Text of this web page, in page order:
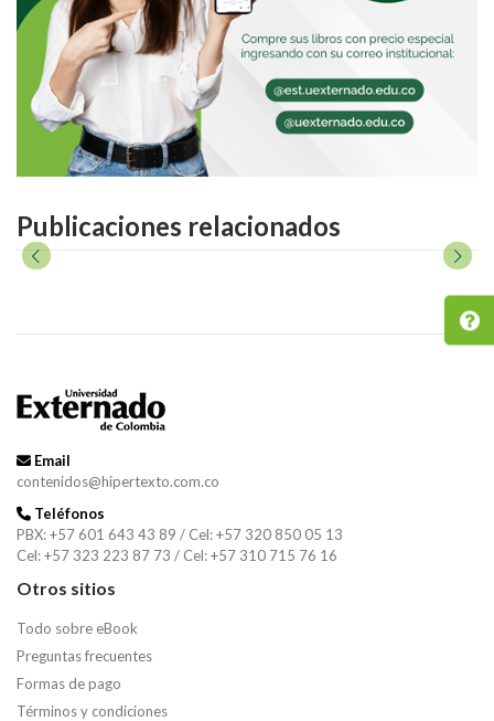
Publicaciones relacionados
Email
contenidos@hipertexto.com.co
Teléfonos
PBX: +57 601 643 43 89 / Cel: +57 320 850 05 13
Cel: +57 323 223 87 73 / Cel: +57 310 715 76 16
Otros sitios
Todo sobre eBook
Preguntas frecuentes
Formas de pago
Términos y condiciones